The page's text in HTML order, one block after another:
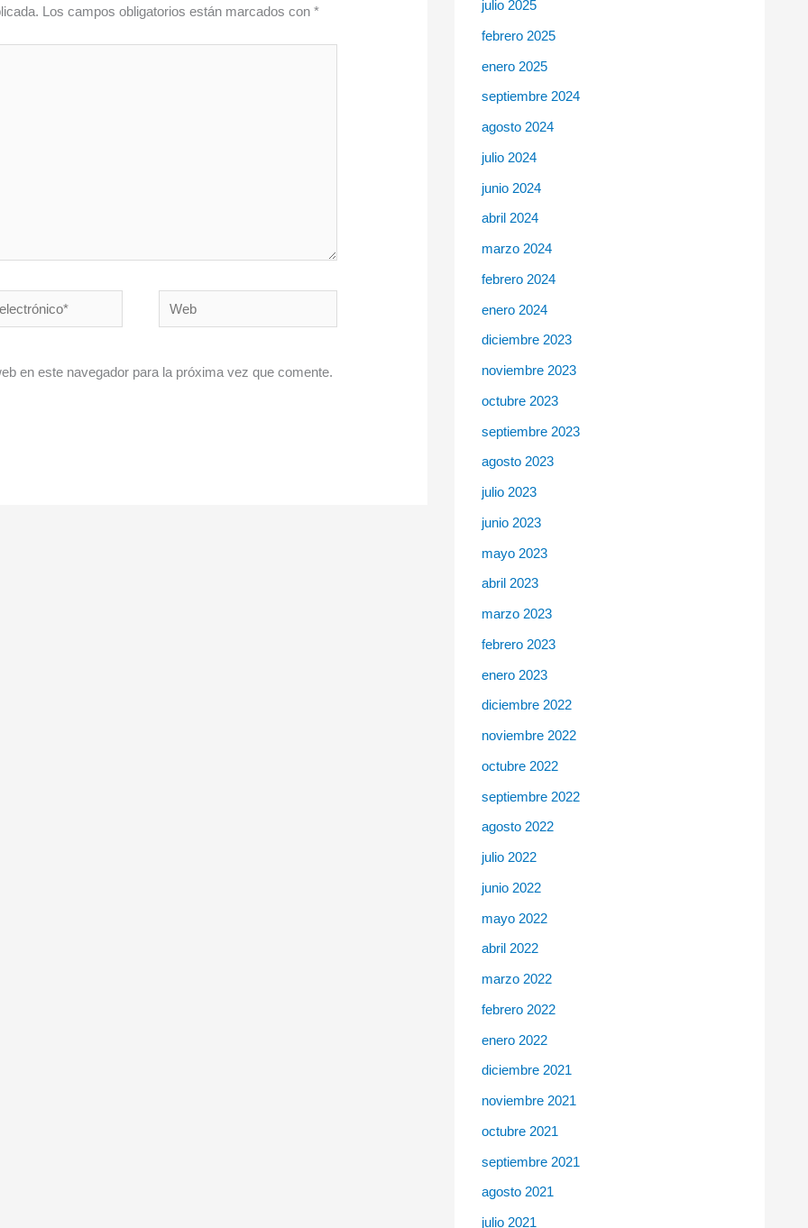
Los campos obligatorios están marcados con*
Web
en este navegador para la próxima vez que comente.
julio 2025
febrero 2025
enero 2025
septiembre 2024
agosto 2024
julio 2024
junio 2024
abril 2024
marzo 2024
febrero 2024
enero 2024
diciembre 2023
noviembre 2023
octubre 2023
septiembre 2023
agosto 2023
julio 2023
junio 2023
mayo 2023
abril 2023
marzo 2023
febrero 2023
enero 2023
diciembre 2022
noviembre 2022
octubre 2022
septiembre 2022
agosto 2022
julio 2022
junio 2022
mayo 2022
abril 2022
marzo 2022
febrero 2022
enero 2022
diciembre 2021
noviembre 2021
octubre 2021
septiembre 2021
agosto 2021
julio 2021